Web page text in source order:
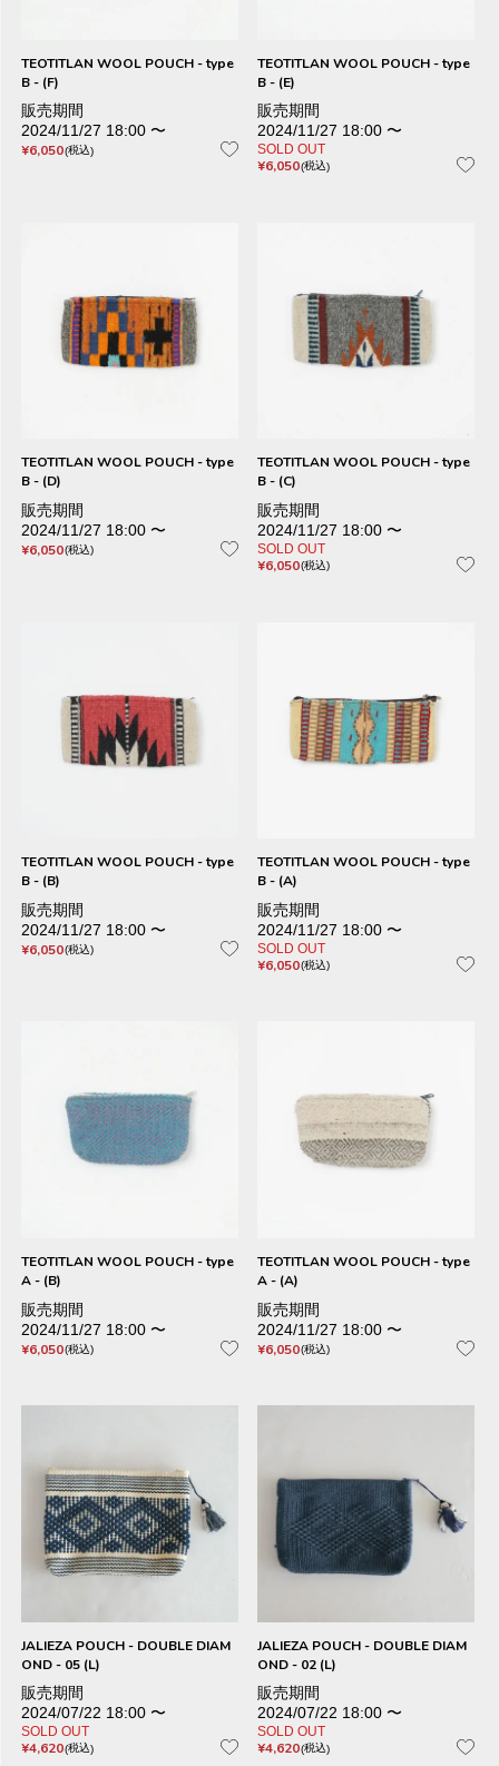
TEOTITLAN WOOL POUCH - type
B - (F)
販売期間
2024/11/27 18:00 〜
¥6,050 税込
TEOTITLAN WOOL POUCH - type
B - (E)
販売期間
2024/11/27 18:00 〜
SOLD OUT
¥6,050 税込
TEOTITLAN WOOL POUCH - type
B - (D)
販売期間
2024/11/27 18:00 〜
¥6,050 税込
TEOTITLAN WOOL POUCH - type
B - (C)
販売期間
2024/11/27 18:00 〜
SOLD OUT
¥6,050 税込
TEOTITLAN WOOL POUCH - type
B - (B)
販売期間
2024/11/27 18:00 〜
¥6,050 税込
TEOTITLAN WOOL POUCH - type
B - (A)
販売期間
2024/11/27 18:00 〜
SOLD OUT
¥6,050 税込
TEOTITLAN WOOL POUCH - type
A - (B)
販売期間
2024/11/27 18:00 〜
¥6,050 税込
TEOTITLAN WOOL POUCH - type
A - (A)
販売期間
2024/11/27 18:00 〜
¥6,050 税込
JALIEZA POUCH - DOUBLE DIAM
OND - 05 (L)
販売期間
2024/07/22 18:00 〜
SOLD OUT
¥4,620 税込
JALIEZA POUCH - DOUBLE DIAM
OND - 02 (L)
販売期間
2024/07/22 18:00 〜
SOLD OUT
¥4,620 税込